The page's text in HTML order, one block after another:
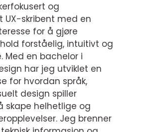
og
UX-skribent med en
for å gjøre
forståelig, intuitivt og
Med en bachelor i
har jeg utviklet en
for hvordan språk,
design spiller
skape helhetlige og
Jeg brenner